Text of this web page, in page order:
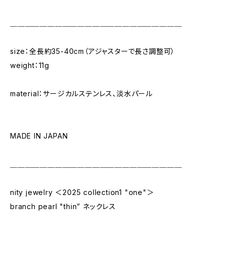
size：全長約35-40cm（アジャスターで長さ調整可）
weight：11g
material：サージカルステンレス、淡水パール
MADE IN JAPAN
nity jewelry ＜2025 collection1 "one"＞
branch pearl "thin” ネックレス